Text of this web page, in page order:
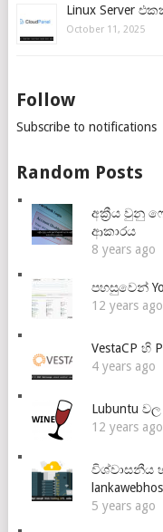
Linux Server
October 11, 2025
Follow
Subscribe to notifications
Random Posts
අක්‍රීය වුනු
ආකාරය
8 years ago
පහසුවෙන්
12 years ago
VestaCP
4 years ago
Lubuntu වල
12 years ago
විශ්වාසනීය
5 years ago